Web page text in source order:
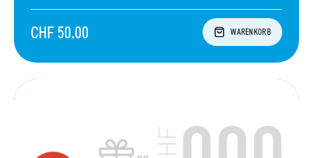
CHF 50.00 WARENKORB